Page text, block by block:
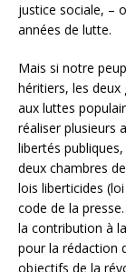
justice sociale, –
années de lutte.
Mais si notre
héritiers, les
aux luttes
réaliser plusieurs
libertés
deux chambres
lois liberticides
code de la
la contribution à
pour la rédaction
objectifs de la